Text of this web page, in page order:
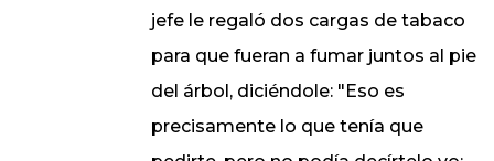
jefe le regaló dos cargas de tabaco
para que fueran a fumar juntos al pie
del árbol, diciéndole: "Eso es
precisamente lo que tenía que